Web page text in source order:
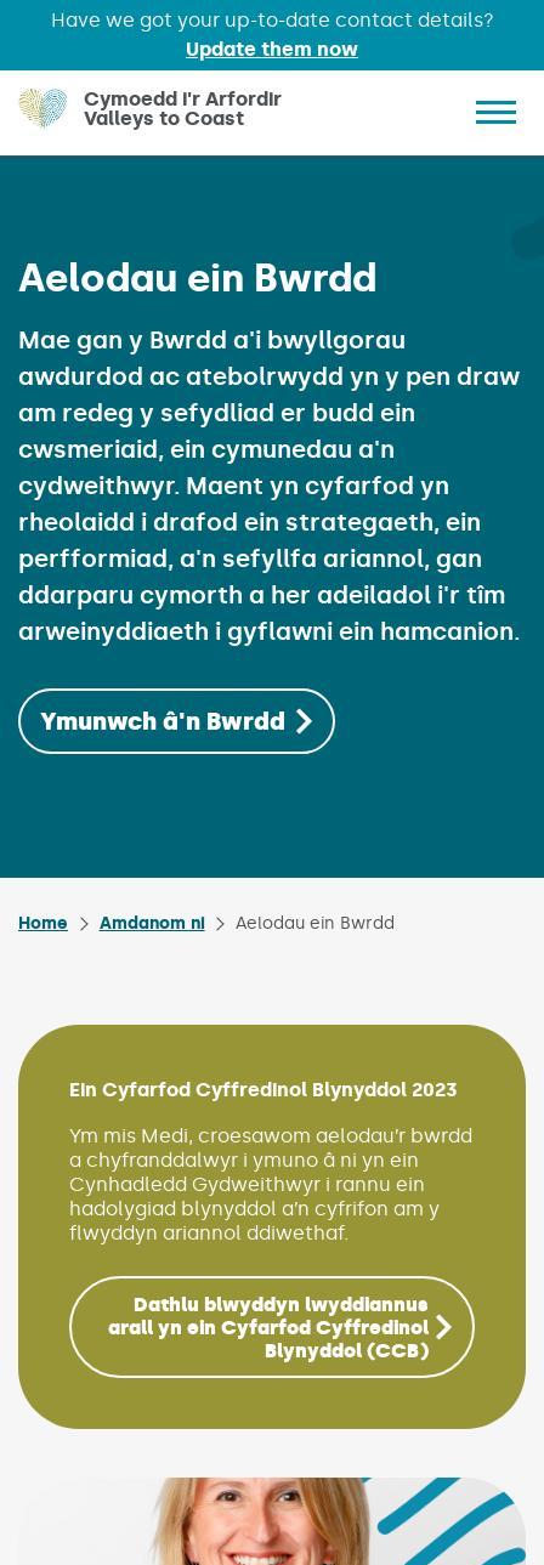
Have we got your up-to-date contact details?
Update them now
Skip to main content
Cymoedd i'r Arfordir
Valleys to Coast
Aelodau ein Bwrdd
Mae gan y Bwrdd a'i bwyllgorau
awdurdod ac atebolrwydd yn y pen draw
am redeg y sefydliad er budd ein
cwsmeriaid, ein cymunedau a'n
cydweithwyr. Maent yn cyfarfod yn
rheolaidd i drafod ein strategaeth, ein
perfformiad, a'n sefyllfa ariannol, gan
ddarparu cymorth a her adeiladol i'r tîm
arweinyddiaeth i gyflawni ein hamcanion.
Ymunwch â'n Bwrdd
Home Amdanom ni Aelodau ein Bwrdd
Ein Cyfarfod Cyffredinol Blynyddol 2023
Ym mis Medi, croesawom aelodau’r bwrdd
a chyfranddalwyr i ymuno â ni yn ein
Cynhadledd Gydweithwyr i rannu ein
hadolygiad blynyddol a’n cyfrifon am y
flwyddyn ariannol ddiwethaf.
Dathlu blwyddyn lwyddiannus
arall yn ein Cyfarfod Cyffredinol
Blynyddol (CCB)